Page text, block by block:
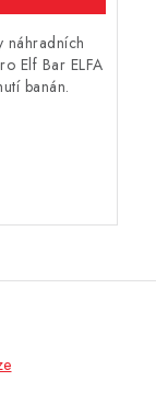
náhradních
Elf Bar ELFA
banán.